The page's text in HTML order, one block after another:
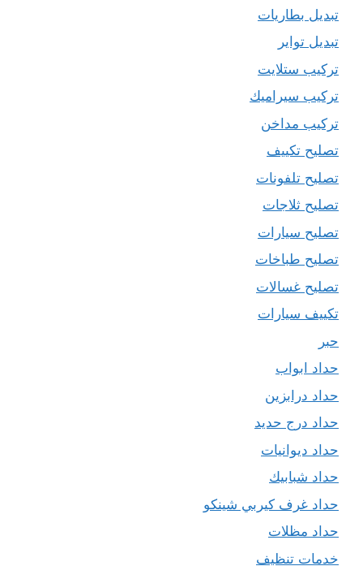
تبديل بطاريات
تبديل تواير
تركيب ستلايت
تركيب سيراميك
تركيب مداخن
تصليح تكييف
تصليح تلفونات
تصليح ثلاجات
تصليح سيارات
تصليح طباخات
تصليح غسالات
تكييف سيارات
حبر
حداد ابواب
حداد درابزين
حداد درج حديد
حداد ديوانيات
حداد شبابيك
حداد غرف كيربي شينكو
حداد مظلات
خدمات تنظيف